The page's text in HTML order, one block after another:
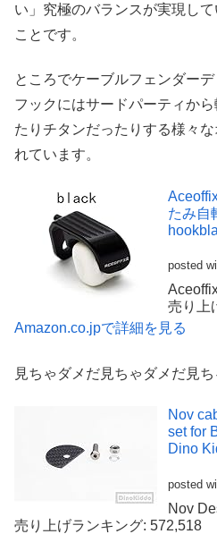
い」究極のバランスが実現し
ことです。
ところでケーブルフェンダー
フックにはサードパーティか
たりチタンだったりする様々
れています。
たみ自
posted
売り上
Amazon.co.jpで詳細を見る
見ちゃダメだ見ちゃダメだ見
Nov
set for
Dino
posted
Nov
売り上げランキング: 572,518